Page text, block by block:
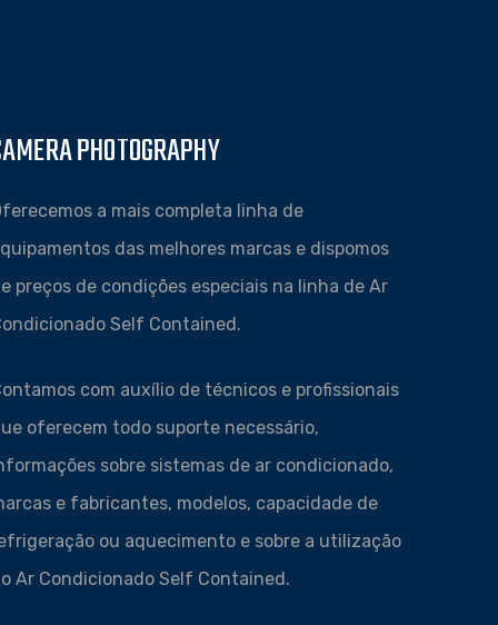
PHOTOGRAPHY
a mais completa linha de
das melhores marcas e dispomos
preços de condições especiais na linha de Ar
Self Contained.
com auxílio de técnicos e profissionais
oferecem todo suporte necessário,
sobre sistemas de ar condicionado,
e fabricantes, modelos, capacidade de
ou aquecimento e sobre a utilização
Ar Condicionado Self Contained.